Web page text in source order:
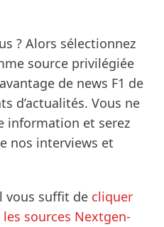
? Alors sélectionnez
source privilégiée
de news F1 de
d’actualités. Vous ne
information et serez
nos interviews et
vous suffit de cliquer
sources Nextgen-